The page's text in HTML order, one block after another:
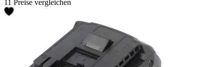
11 Preise vergleichen